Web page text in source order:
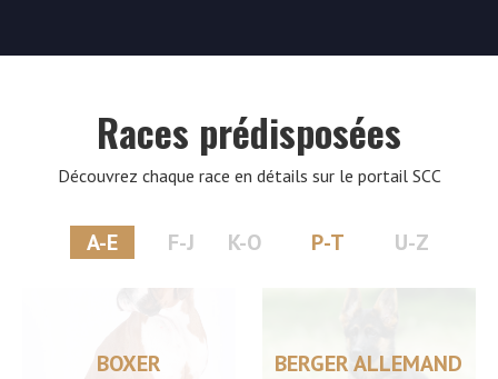
Races prédisposées
Découvrez chaque race en détails sur le portail SCC
A-E F-J K-O P-T U-Z
BOXER BERGER ALLEMAND